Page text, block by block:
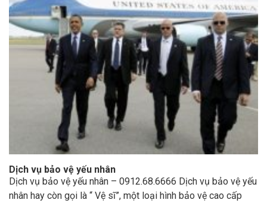
Dịch vụ bảo vệ yếu nhân
Dịch vụ bảo vệ yếu nhân – 0912.68.6666 Dịch vụ bảo vệ yếu
nhân hay còn gọi là “ Vệ sĩ”, một loại hình bảo vệ cao cấp